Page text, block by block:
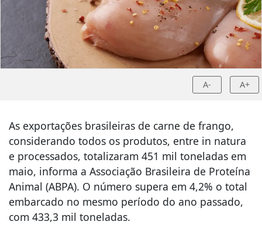
A- A+
As exportações brasileiras de carne de frango,
considerando todos os produtos, entre in natura
e processados, totalizaram 451 mil toneladas em
maio, informa a Associação Brasileira de Proteína
Animal (ABPA). O número supera em 4,2% o total
embarcado no mesmo período do ano passado,
com 433,3 mil toneladas.